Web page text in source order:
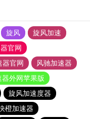
旋风
旋风加速
官网
器官网
风驰加速器
外网苹果版
旋风加速度器
橙加速器